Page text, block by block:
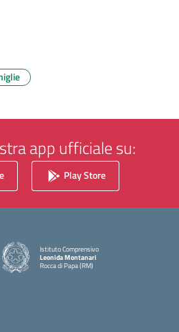
app ufficiale su:
Play Store
Istituto Comprensivo
Leonida Montanari
Rocca di Papa (RM)
— Visita la pagina iniziale della scuola